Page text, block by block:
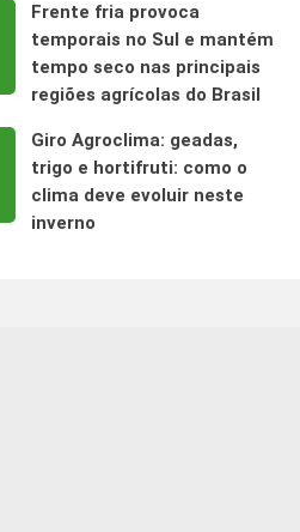
Frente fria provoca
temporais no Sul e mantém
tempo seco nas principais
regiões agrícolas do Brasil
Giro Agroclima: geadas,
trigo e hortifruti: como o
clima deve evoluir neste
inverno